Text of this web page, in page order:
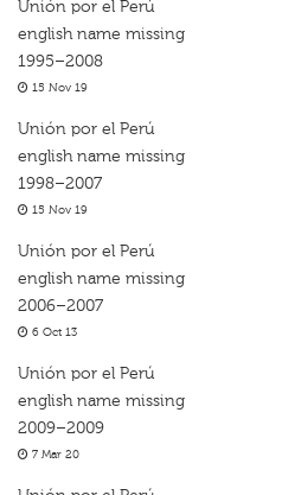
Unión por el Perú
english name missing
1995–2008
15 Nov 19
Unión por el Perú
english name missing
1998–2007
15 Nov 19
Unión por el Perú
english name missing
2006–2007
6 Oct 13
Unión por el Perú
english name missing
2009–2009
7 Mar 20